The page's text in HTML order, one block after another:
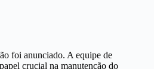
foi anunciado. A equipe de
crucial na manutenção do